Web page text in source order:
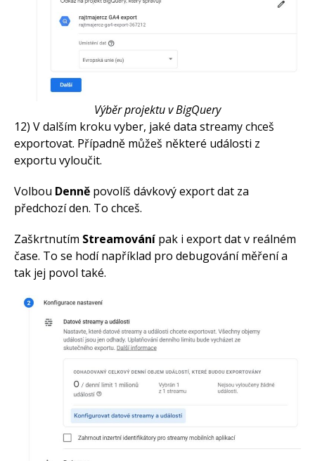
Výběr projektu v BigQuery
12) V dalším kroku vyber, jaké data streamy chceš
exportovat. Případně můžeš některé události z
exportu vyloučit.
Volbou Denně povolíš dávkový export dat za
předchozí den. To chceš.
Zaškrtnutím Streamování pak i export dat v reálném
čase. To se hodí například pro debugování měření a
tak jej povol také.